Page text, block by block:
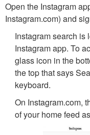
Open the Instagram
Instagram.com) and
Instagram search is
Instagram app. To
glass icon in the
the top that says
keyboard.
On Instagram.com,
of your home feed